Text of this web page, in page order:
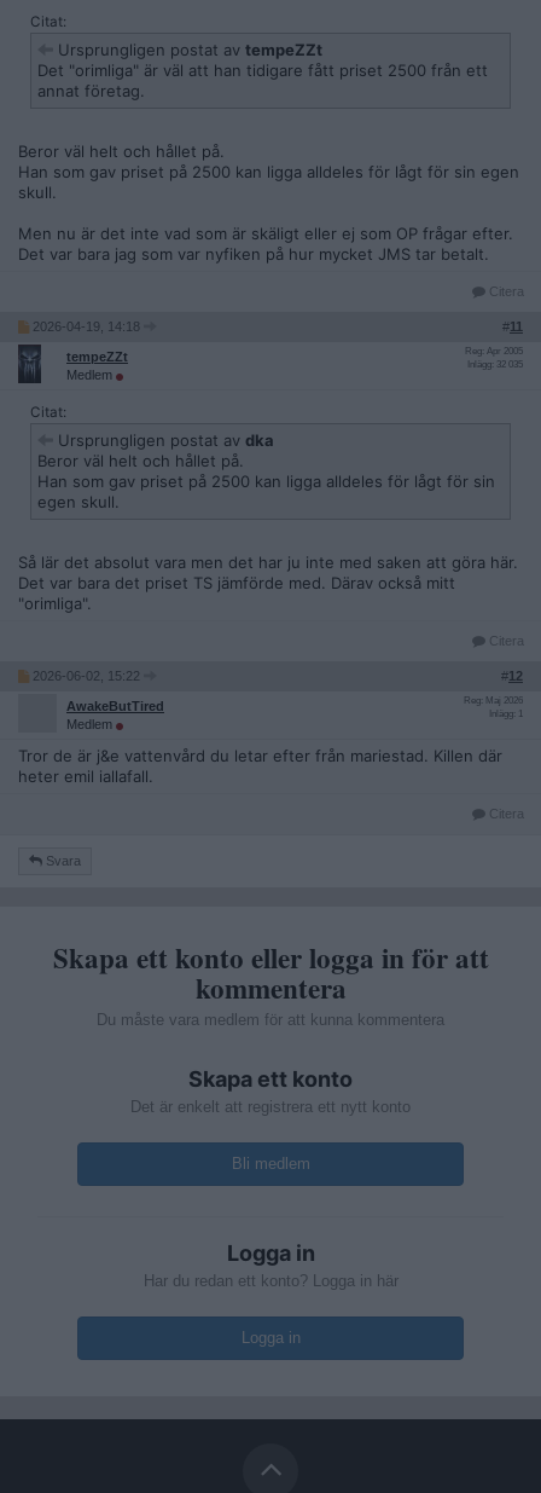
Citat:
Ursprungligen postat av tempeZZt
Det "orimliga" är väl att han tidigare fått priset 2500 från ett
annat företag.
Beror väl helt och hållet på.
Han som gav priset på 2500 kan ligga alldeles för lågt för sin egen
skull.
Men nu är det inte vad som är skäligt eller ej som OP frågar efter.
Det var bara jag som var nyfiken på hur mycket JMS tar betalt.
Citera
2026-04-19, 14:18 #11
tempeZZt
Medlem
Reg: Apr 2005
Inlägg: 32 035
Citat:
Ursprungligen postat av dka
Beror väl helt och hållet på.
Han som gav priset på 2500 kan ligga alldeles för lågt för sin
egen skull.
Så lär det absolut vara men det har ju inte med saken att göra här.
Det var bara det priset TS jämförde med. Därav också mitt
"orimliga".
Citera
2026-06-02, 15:22 #12
AwakeButTired
Medlem
Reg: Maj 2026
Inlägg: 1
Tror de är j&e vattenvård du letar efter från mariestad. Killen där
heter emil iallafall.
Citera
Svara
Skapa ett konto eller logga in för att
kommentera
Du måste vara medlem för att kunna kommentera
Skapa ett konto
Det är enkelt att registrera ett nytt konto
Bli medlem
Logga in
Har du redan ett konto? Logga in här
Logga in